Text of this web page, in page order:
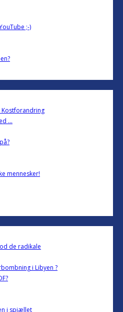
;-)
Kostforandring
...
mennesker!
de radikale
i Libyen ?
i spjællet